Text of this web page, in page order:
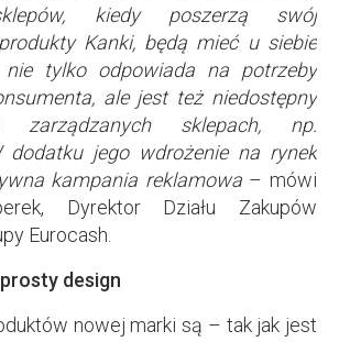
kiedy poszerzą swój
Kanki, będą mieć u siebie
tylko odpowiada na potrzeby
ale jest też niedostępny
zarządzanych sklepach, np.
dodatku jego wdrożenie na rynek
kampania reklamowa – mówi
Dyrektor Działu Zakupów
Eurocash.
design
nowej marki są – tak jak jest